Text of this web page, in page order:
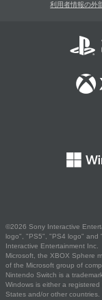
利用者情報の外
©2026 Sony Interactive
logo", "PS5", "PS4 logo" and
Interactive Entertainment Inc.
Microsoft, the XBOX Sphere
of the Microsoft group of
Nintendo Switch is a
Windows is either a
States and/or other countries.